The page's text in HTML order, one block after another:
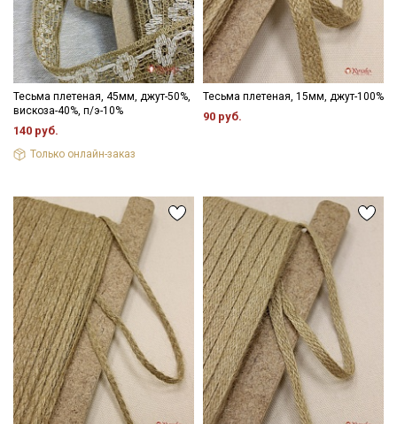
Тесьма плетеная, 45мм, джут-50%,
вискоза-40%, п/э-10%
140 руб.
Только онлайн-заказ
Тесьма плетеная, 15мм, джут-100%
90 руб.
Секретная рассылка от Купава
Мы публикуем здесь дополнительные
промокоды и скидки до 30% на узкие
категории тканей